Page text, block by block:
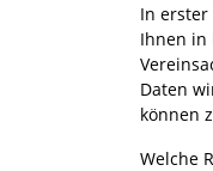
In
Ihnen in
Daten
können
Welche